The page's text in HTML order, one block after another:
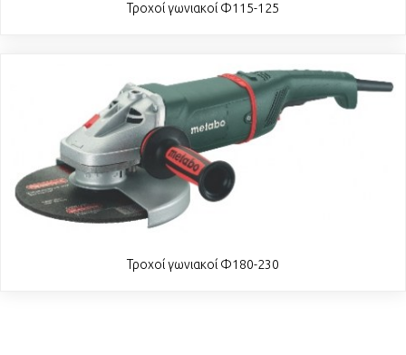
Τροχοί γωνιακοί Φ115-125
Τροχοί γωνιακοί Φ180-230